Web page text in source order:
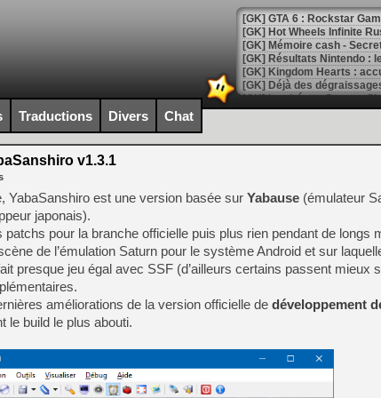
[GK] GTA 6 : Rockstar
[GK] Hot Wheels Infinite
[GK] Mémoire cash -
[GK] Résultats Nintendo :
[GK] Déjà des
[Mo5] Brickboy cherche à
[GK] Minecraft et ses «
[GK] Beast of
[GK] Ubisoft : fin de partie
[GK] Mémoire cash -
[GK] Dan Houser (GTA)
[GK] Comment EA Sports
[GK] Crimson Moon : un
[GK] Isle of Reveries : le
[GK] Moonlighter 2 : The
[GK] Capcom relance
[Mo5] Deux inédits du
[GK] Le beat'em up The
[GK] Endless Legend 2 :
Traductions Divers Chat
v1.3.1
YabaSanshiro est une version basée sur Yabause (émulateur
japonais).
pour la branche officielle puis plus rien pendant de longs
de l’émulation Saturn pour le système Android et sur
presque jeu égal avec SSF (d’ailleurs certains passent mieux
améliorations de la version officielle de développement
le build le plus abouti.